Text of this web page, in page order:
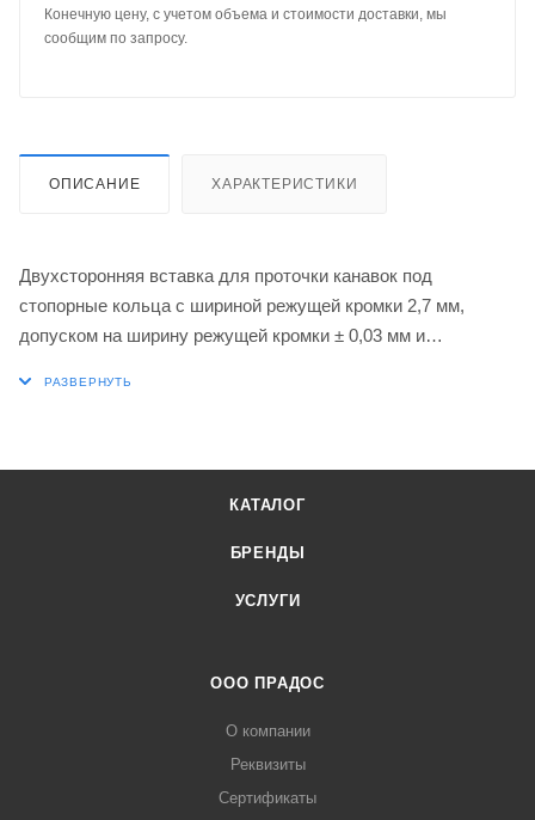
Конечную цену, с учетом объема и стоимости доставки, мы
сообщим по запросу.
ОПИСАНИЕ ХАРАКТЕРИСТИКИ
Двухсторонняя вставка для проточки канавок под
стопорные кольца с шириной режущей кромки 2,7 мм,
допуском на ширину режущей кромки ± 0,03 мм и
PRAMET P61.SFL, P61.GFL и GL6-S.. B
КАТАЛОГ
БРЕНДЫ
УСЛУГИ
ООО ПРАДОС
О компании
Реквизиты
Сертификаты